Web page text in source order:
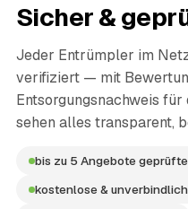
Sicher &
Jeder Entrümpler im
verifiziert — mit
Entsorgungsnachweis
sehen alles transparent,
bis zu 5 Angebote
kostenlose &